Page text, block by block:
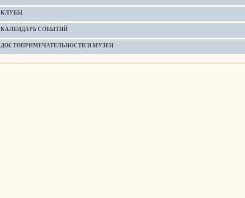
КЛУБЫ
КАЛЕНДАРЬ СОБЫТИЙ
ДОСТОПРИМЕЧАТЕЛЬНОСТИ И МУЗЕИ